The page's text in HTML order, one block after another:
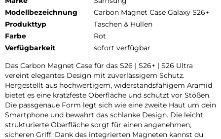
Modellbezeichnung
Carbon Magnet Case Galaxy S26+
Produkttyp
Taschen & Hüllen
Farbe
Rot
Verfügbarkeit
sofort verfügbar
Das Carbon Magnet Case für das S26 | S26+ | S26 Ultra
vereint elegantes Design mit zuverlässigem Schutz.
Hergestellt aus hochwertigem, widerstandsfähigem Aramid
bietet es eine kratzfeste Oberfläche und schützt vor Stößen.
Die passgenaue Form legt sich wie eine zweite Haut um dein
Smartphone und bewahrt das schlanke Design. Die leicht
strukturierte Oberfläche sorgt für einen angenehmen,
sicheren Griff. Dank des integrierten Magneten kannst du